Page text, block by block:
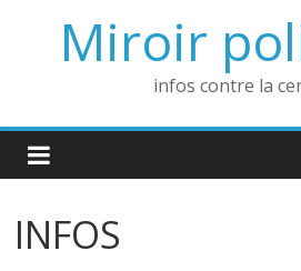
contenuMiroir
infos contre la
INFOS